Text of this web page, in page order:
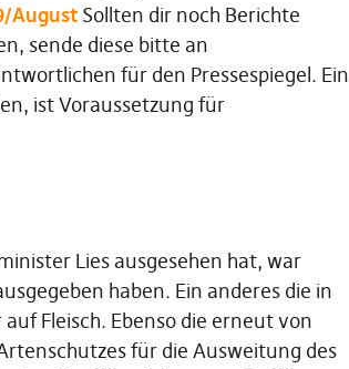
August Sollten dir noch Berichte
sende diese bitte an
für den Pressespiegel. Ein
ist Voraussetzung für
Lies ausgesehen hat, war
haben. Ein anderes die in
Fleisch. Ebenso die erneut von
für die Ausweitung des